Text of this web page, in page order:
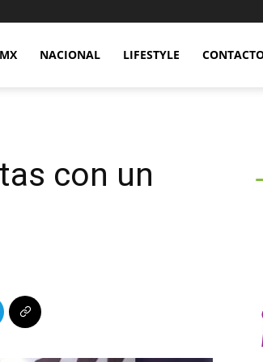
NACIONAL LIFESTYLE
con un